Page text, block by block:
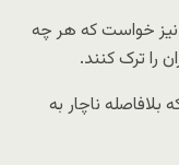
نیز خواست که هر چه
را ترک کنند.
بلافاصله ناچار به